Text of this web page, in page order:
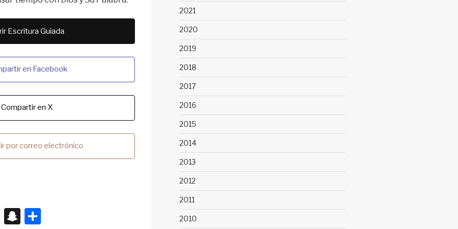
Escritura Guiada
en Facebook
Compartir en X
por correo electrónico
X
S
2021
2020
2019
2018
2017
2016
2015
2014
2013
2012
2011
2010